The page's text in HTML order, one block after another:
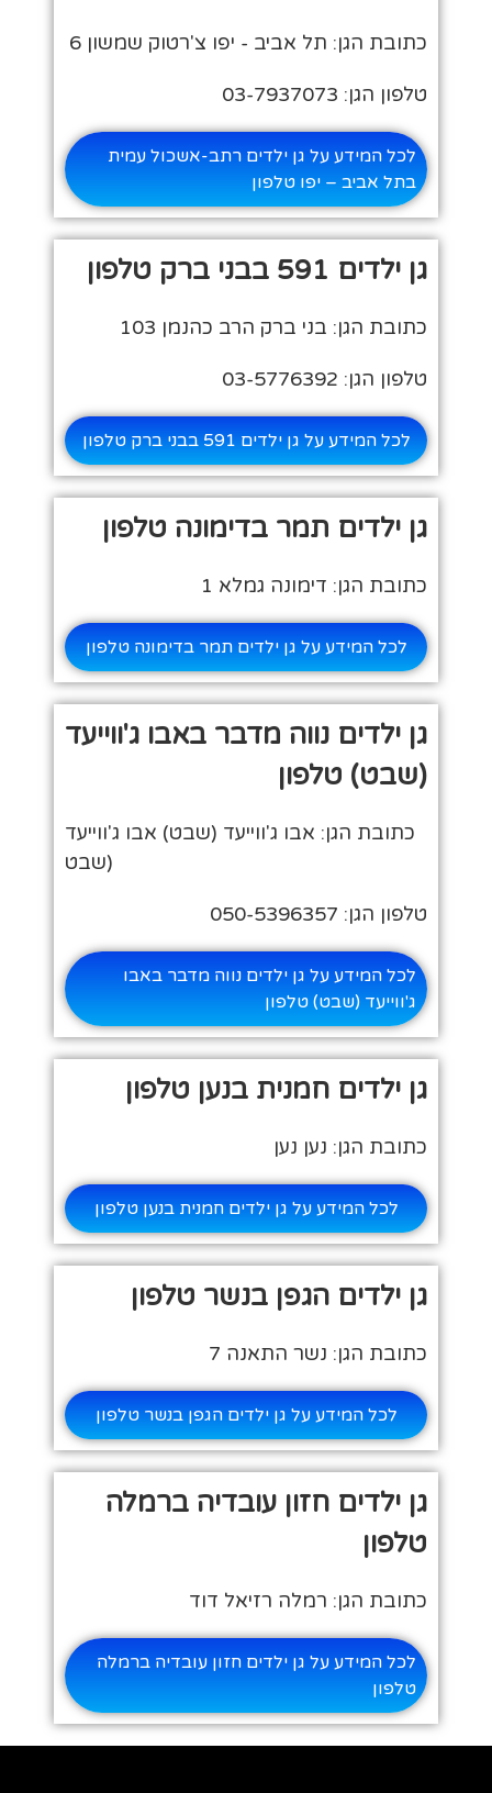
כתובת הגן: תל אביב - יפו צ'רטוק שמשון 6
טלפון הגן: 03-7937073
לכל המידע על גן ילדים רתב-אשכול עמית
בתל אביב – יפו טלפון
גן ילדים 591 בבני ברק טלפון
כתובת הגן: בני ברק הרב כהנמן 103
טלפון הגן: 03-5776392
לכל המידע על גן ילדים 591 בבני ברק טלפון
גן ילדים תמר בדימונה טלפון
כתובת הגן: דימונה גמלא 1
לכל המידע על גן ילדים תמר בדימונה טלפון
גן ילדים נווה מדבר באבו ג'ווייעד
(שבט) טלפון
כתובת הגן: אבו ג'ווייעד (שבט) אבו ג'ווייעד
(שבט
טלפון הגן: 050-5396357
לכל המידע על גן ילדים נווה מדבר באבו
ג'ווייעד (שבט) טלפון
גן ילדים חמנית בנען טלפון
כתובת הגן: נען נען
לכל המידע על גן ילדים חמנית בנען טלפון
גן ילדים הגפן בנשר טלפון
כתובת הגן: נשר התאנה 7
לכל המידע על גן ילדים הגפן בנשר טלפון
גן ילדים חזון עובדיה ברמלה
טלפון
כתובת הגן: רמלה רזיאל דוד
לכל המידע על גן ילדים חזון עובדיה ברמלה
טלפון